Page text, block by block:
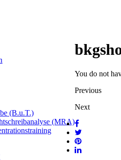
(B.u.T.)
(MRA)
You do not
Previous
Next